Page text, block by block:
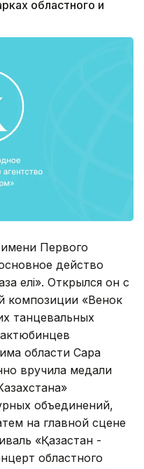
областного и
Первого
действо
елі». Открылся он с
композиции «Венок
танцевальных
области Сара
вручила медали
объединений,
на главной сцене
«Қазақстан -
областного